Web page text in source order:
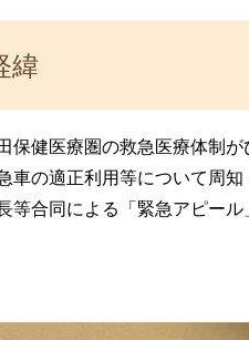
緯
健医療圏の救急医療体制が
車の適正利用等について周
等合同による「緊急アピール